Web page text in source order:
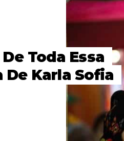
Toda Essa
Karla Sofia